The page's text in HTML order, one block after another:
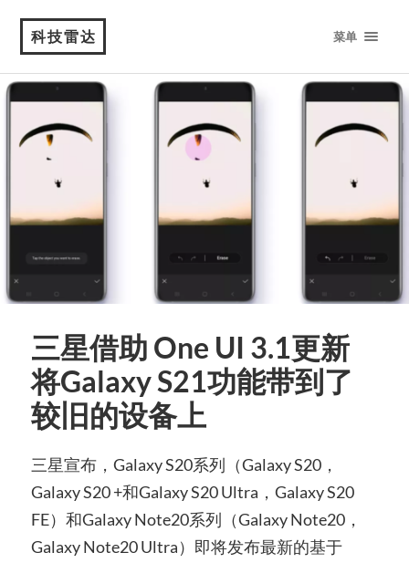
科技雷达 菜单
三星借助 One UI 3.1更新
将Galaxy S21功能带到了
较旧的设备上
三星宣布，Galaxy S20系列（Galaxy S20，
Galaxy S20 +和Galaxy S20 Ultra，Galaxy S20
FE）和Galaxy Note20系列（Galaxy Note20，
Galaxy Note20 Ultra）即将发布最新的基于